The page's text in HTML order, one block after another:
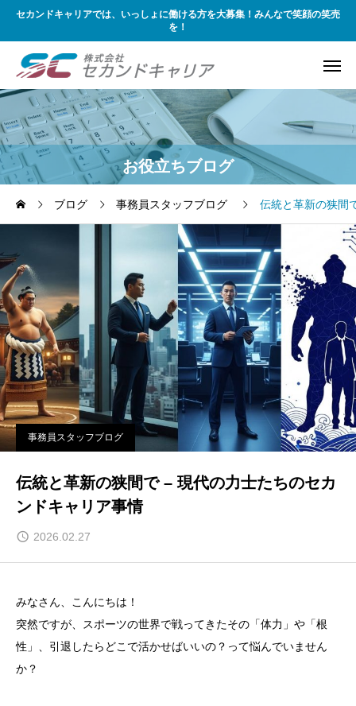
セカンドキャリアでは、いっしょに働ける方を大募集！みんなで笑顔の笑売
を！
お役立ちブログ
ブログ 事務員スタッフブログ 伝統と革新の狭間
事務員スタッフブログ
伝統と革新の狭間で – 現代の力士たちのセカ
ンドキャリア事情
2026.02.27
みなさん、こんにちは！
突然ですが、スポーツの世界で戦ってきたその「体力」や「根
性」、引退したらどこで活かせばいいの？って悩んでいません
か？